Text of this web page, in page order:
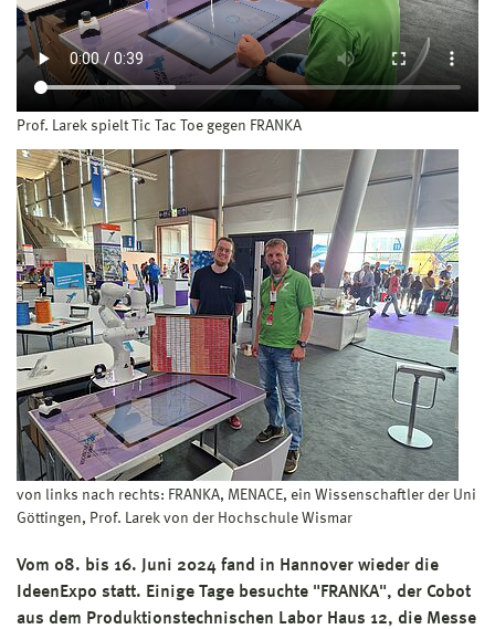
Prof. Larek spielt Tic Tac Toe gegen FRANKA
von links nach rechts: FRANKA, MENACE, ein Wissenschaftler der Uni
Göttingen, Prof. Larek von der Hochschule Wismar
Vom 08. bis 16. Juni 2024 fand in Hannover wieder die
IdeenExpo statt. Einige Tage besuchte "FRANKA", der Cobot
aus dem Produktionstechnischen Labor Haus 12, die Messe